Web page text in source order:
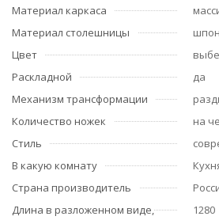
Материал каркаса
Материал столешницы
шпон
Цвет
Раскладной
да
Механизм трансформации
Количество ножек
на
Стиль
В какую комнату
Страна производитель
Длина в разложенном виде,
1280